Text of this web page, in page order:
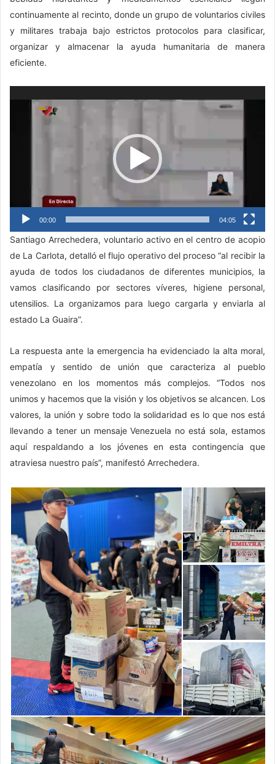
continuamente al recinto, donde un grupo de voluntarios civiles
y militares trabaja bajo estrictos protocolos para clasificar,
organizar y almacenar la ayuda humanitaria de manera
eficiente.
00:00 04:05
Santiago Arrechedera, voluntario activo en el centro de acopio
de La Carlota, detalló el flujo operativo del proceso “al recibir la
ayuda de todos los ciudadanos de diferentes municipios, la
vamos clasificando por sectores víveres, higiene personal,
utensilios. La organizamos para luego cargarla y enviarla al
estado La Guaira”.
La respuesta ante la emergencia ha evidenciado la alta moral,
empatía y sentido de unión que caracteriza al pueblo
venezolano en los momentos más complejos. “Todos nos
unimos y hacemos que la visión y los objetivos se alcancen. Los
valores, la unión y sobre todo la solidaridad es lo que nos está
llevando a tener un mensaje Venezuela no está sola, estamos
aquí respaldando a los jóvenes en esta contingencia que
atraviesa nuestro país”, manifestó Arrechedera.